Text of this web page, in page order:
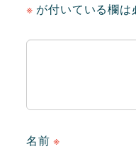
※ が付いている欄は
名前※